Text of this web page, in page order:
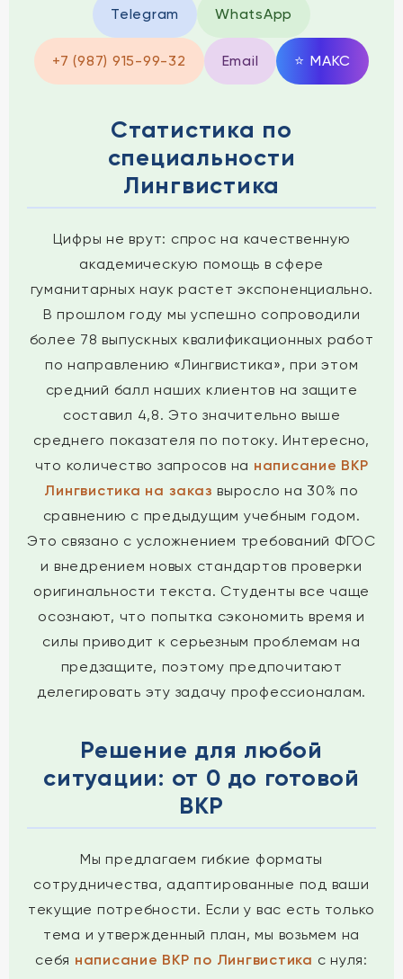
Telegram WhatsApp
+7 (987) 915-99-32 Email ⭐ MAКС
Статистика по
специальности
Лингвистика
Цифры не врут: спрос на качественную
академическую помощь в сфере
гуманитарных наук растет экспоненциально.
В прошлом году мы успешно сопроводили
более 78 выпускных квалификационных работ
по направлению «Лингвистика», при этом
средний балл наших клиентов на защите
составил 4,8. Это значительно выше
среднего показателя по потоку. Интересно,
что количество запросов на написание ВКР
Лингвистика на заказ выросло на 30% по
сравнению с предыдущим учебным годом.
Это связано с усложнением требований ФГОС
и внедрением новых стандартов проверки
оригинальности текста. Студенты все чаще
осознают, что попытка сэкономить время и
силы приводит к серьезным проблемам на
предзащите, поэтому предпочитают
делегировать эту задачу профессионалам.
Решение для любой
ситуации: от 0 до готовой
ВКР
Мы предлагаем гибкие форматы
сотрудничества, адаптированные под ваши
текущие потребности. Если у вас есть только
тема и утвержденный план, мы возьмем на
себя написание ВКР по Лингвистика с нуля: